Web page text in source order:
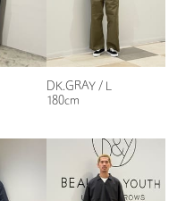
い
でも快適に着れて使い勝手が
DK.GRAY / L
180cm